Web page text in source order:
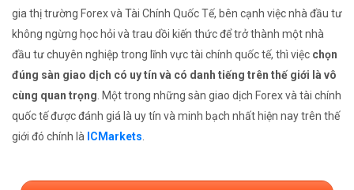
gia thị trường Forex và Tài Chính Quốc Tế, bên cạnh việc nhà đầu tư
không ngừng học hỏi và trau dồi kiến thức để trở thành một nhà
đầu tư chuyên nghiệp trong lĩnh vực tài chính quốc tế, thì việc chọn
đúng sàn giao dịch có uy tín và có danh tiếng trên thế giới là vô
cùng quan trọng . Một trong những sàn giao dịch Forex và tài chính
quốc tế được đánh giá là uy tín và minh bạch nhất hiện nay trên thế
giới đó chính là ICMarkets